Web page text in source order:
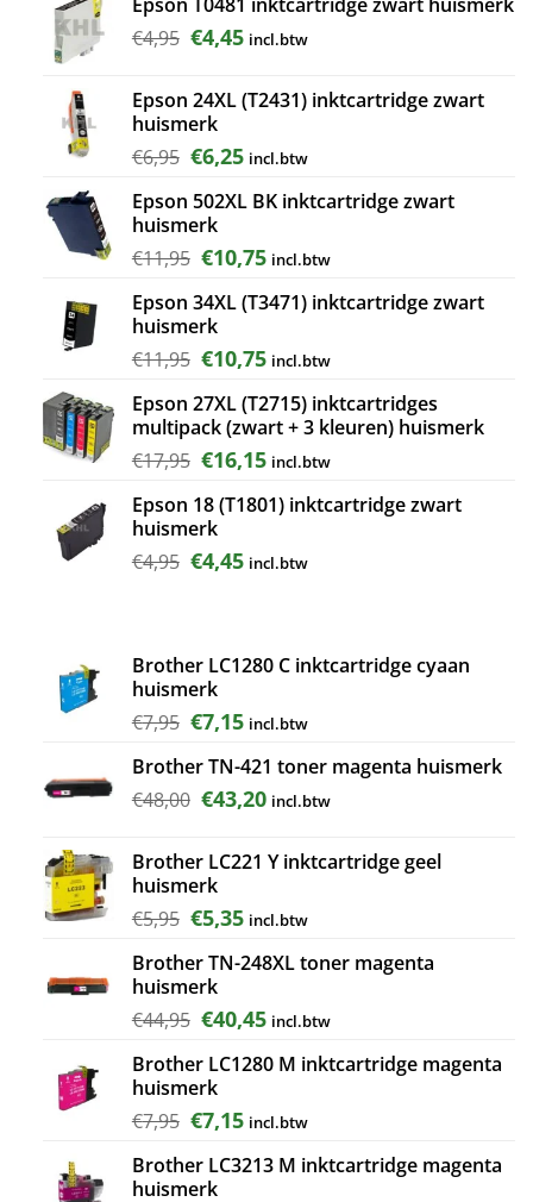
was:
€11,95.
is:
€10,75.
€4,95 Oorspronkelijke
€4,95.
€4,45Huidige
€4,45.
incl.btw
Epson 24XL (T2431) inktcartridge zwart
huismerk
€6,95 Oorspronkelijke
was:
€6,95.
€6,25Huidige
is:
incl.btw
Epson 502XL BK inktcartridge zwart
huismerk
€11,95 Oorspronkelijke
was:
€11,95.
€10,75Huidige
is:
incl.btw
Epson 34XL (T3471) inktcartridge zwart
huismerk
€11,95 Oorspronkelijke
was:
€11,95.
€10,75Huidige
is:
€10,75.
incl.btw
Epson 27XL (T2715) inktcartridges
multipack (zwart + 3 kleuren) huismerk
€17,95 Oorspronkelijke
was:
€17,95.
€16,15Huidige
is:
incl.btw
Epson 18 (T1801) inktcartridge zwart
huismerk
€4,95 Oorspronkelijke
€4,45Huidige
incl.btw
Brother LC1280 C inktcartridge cyaan
huismerk
€7,95 Oorspronkelijke
was:
€7,95.
€7,15Huidige
is:
€7,15.
incl.btw
Brother TN-421 toner magenta huismerk
€48,00 Oorspronkelijke
€48,00.
€43,20Huidige
€43,20.
incl.btw
Brother LC221 Y inktcartridge geel
huismerk
€5,95 Oorspronkelijke
was:
€5,95.
€5,35Huidige
is:
incl.btw
Brother TN-248XL toner magenta
huismerk
€44,95 Oorspronkelijke
was:
€44,95.
€40,45Huidige
is:
incl.btw
Brother LC1280 M inktcartridge magenta
huismerk
€7,95 Oorspronkelijke
was:
€7,95.
€7,15Huidige
is:
incl.btw
Brother LC3213 M inktcartridge magenta
huismerk